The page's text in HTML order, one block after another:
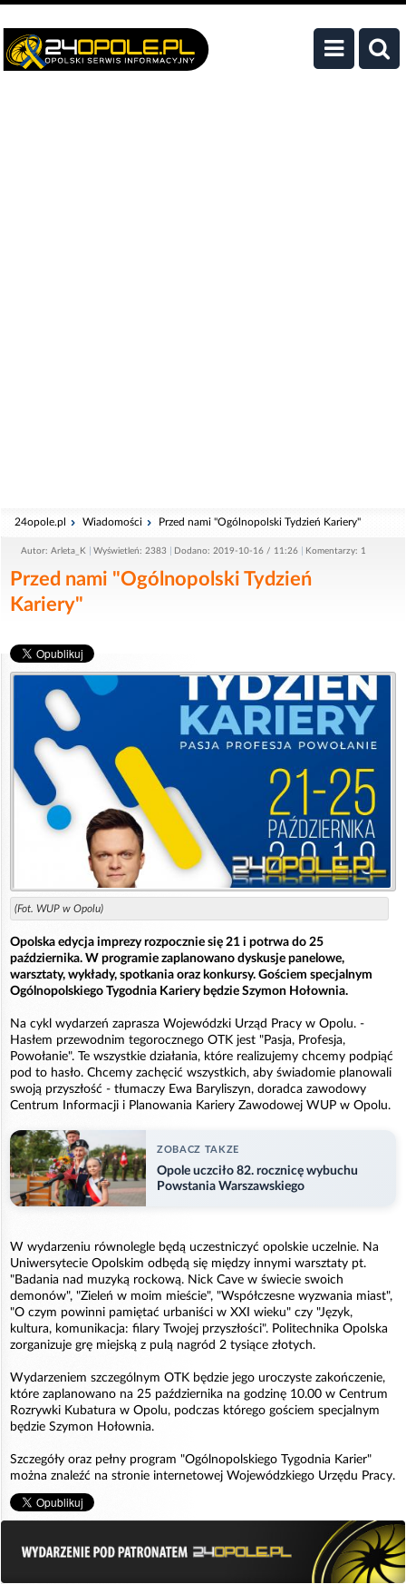
24opole.pl Wiadomości Przed nami "Ogólnopolski Tydzień Kariery"
Autor: Arleta_K Wyświetleń: 2383 Dodano: 2019-10-16 / 11:26 Komentarzy: 1
Przed nami "Ogólnopolski Tydzień
Kariery"
(Fot. WUP w Opolu)
Opolska edycja imprezy rozpocznie się 21 i potrwa do 25
października. W programie zaplanowano dyskusje panelowe,
warsztaty, wykłady, spotkania oraz konkursy. Gościem specjalnym
Ogólnopolskiego Tygodnia Kariery będzie Szymon Hołownia.
Na cykl wydarzeń zaprasza Wojewódzki Urząd Pracy w Opolu. -
Hasłem przewodnim tegorocznego OTK jest "Pasja, Profesja,
Powołanie". Te wszystkie działania, które realizujemy chcemy podpiąć
pod to hasło. Chcemy zachęcić wszystkich, aby świadomie planowali
swoją przyszłość - tłumaczy Ewa Baryliszyn, doradca zawodowy
Centrum Informacji i Planowania Kariery Zawodowej WUP w Opolu.
ZOBACZ TAKZE
Opole uczciło 82. rocznicę wybuchu
Powstania Warszawskiego
W wydarzeniu równolegle będą uczestniczyć opolskie uczelnie. Na
Uniwersytecie Opolskim odbędą się między innymi warsztaty pt.
"Badania nad muzyką rockową. Nick Cave w świecie swoich
demonów", "Zieleń w moim mieście", "Współczesne wyzwania miast",
"O czym powinni pamiętać urbaniści w XXI wieku" czy "Język,
kultura, komunikacja: filary Twojej przyszłości". Politechnika Opolska
zorganizuje grę miejską z pulą nagród 2 tysiące złotych.
Wydarzeniem szczególnym OTK będzie jego uroczyste zakończenie,
które zaplanowano na 25 października na godzinę 10.00 w Centrum
Rozrywki Kubatura w Opolu, podczas którego gościem specjalnym
będzie Szymon Hołownia.
Szczegóły oraz pełny program "Ogólnopolskiego Tygodnia Karier"
można znaleźć na stronie internetowej Wojewódzkiego Urzędu Pracy.